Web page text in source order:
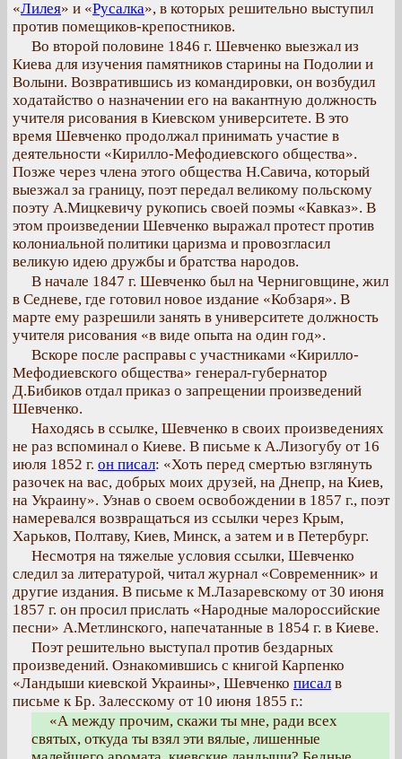
«Лилея» и «Русалка», в которых решительно выступил
против помещиков-крепостников.
Во второй половине 1846 г. Шевченко выезжал из
Киева для изучения памятников старины на Подолии и
Волыни. Возвратившись из командировки, он возбудил
ходатайство о назначении его на вакантную должность
учителя рисования в Киевском университете. В это
время Шевченко продолжал принимать участие в
деятельности «Кирилло-Мефодиевского общества».
Позже через члена этого общества Н.Савича, который
выезжал за границу, поэт передал великому польскому
поэту А.Мицкевичу рукопись своей поэмы «Кавказ». В
этом произведении Шевченко выражал протест против
колониальной политики царизма и провозгласил
великую идею дружбы и братства народов.
В начале 1847 г. Шевченко был на Черниговщине, жил
в Седневе, где готовил новое издание «Кобзаря». В
марте ему разрешили занять в университете должность
учителя рисования «в виде опыта на один год».
Вскоре после расправы с участниками «Кирилло-
Мефодиевского общества» генерал-губернатор
Д.Бибиков отдал приказ о запрещении произведений
Шевченко.
Находясь в ссылке, Шевченко в своих произведениях
не раз вспоминал о Киеве. В письме к А.Лизогубу от 16
июля 1852 г. он писал: «Хоть перед смертью взглянуть
разочек на вас, добрых моих друзей, на Днепр, на Киев,
на Украину». Узнав о своем освобождении в 1857 г., поэт
намеревался возвращаться из ссылки через Крым,
Харьков, Полтаву, Киев, Минск, а затем и в Петербург.
Несмотря на тяжелые условия ссылки, Шевченко
следил за литературой, читал журнал «Современник» и
другие издания. В письме к М.Лазаревскому от 30 июня
1857 г. он просил прислать «Народные малороссийские
песни» А.Метлинского, напечатанные в 1854 г. в Киеве.
Поэт решительно выступал против бездарных
произведений. Ознакомившись с книгой Карпенко
«Ландыши киевской Украины», Шевченко писал в
письме к Бр. Залесскому от 10 июня 1855 г.:
«А между прочим, скажи ты мне, ради всех
святых, откуда ты взял эти вялые, лишенные